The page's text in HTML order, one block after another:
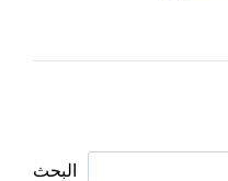
البحث